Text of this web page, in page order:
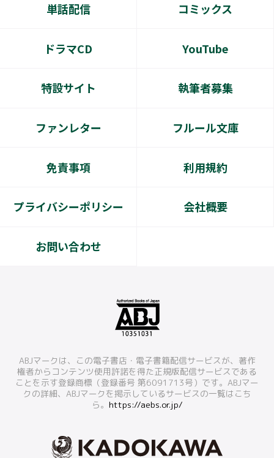
単話配信 コミックス
ドラマCD YouTube
特設サイト 執筆者募集
ファンレター フルール文庫
免責事項 利用規約
プライバシーポリシー 会社概要
お問い合わせ
ABJマークは、この電子書店・電子書籍配信サービスが、著作
権者からコンテンツ使用許諾を得た正規版配信サービスである
ことを示す登録商標（登録番号 第6091713号）です。ABJマー
クの詳細、ABJマークを掲示しているサービスの一覧はこち
ら。 https://aebs.or.jp/